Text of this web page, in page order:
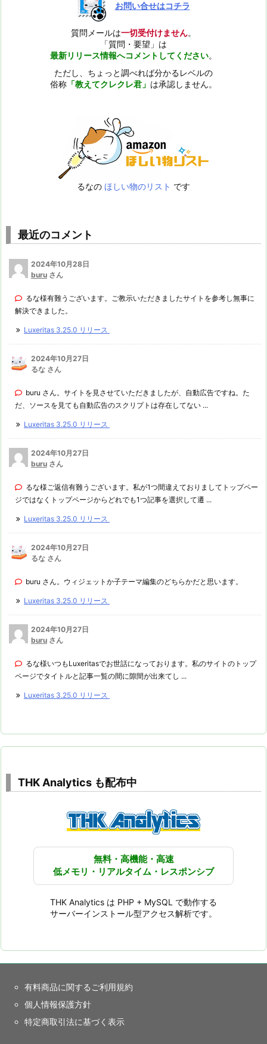
お問い合せはコチラ
質問メールは一切受付けません。
「質問・要望」は
最新リリース情報へコメントしてください。
ただし、ちょっと調べれば分かるレベルの
俗称 「教えてクレクレ君」 は承認しません。
るなの ほしい物のリスト です
最近のコメント
2024年10月28日
buru さん
るな様有難うございます。ご教示いただきましたサイトを参考し無事に
解決できました。
Luxeritas 3.25.0 リリース
2024年10月27日
るな さん
buru さん。サイトを見させていただきましたが、自動広告ですね。た
だ、ソースを見ても自動広告のスクリプトは存在してない ...
Luxeritas 3.25.0 リリース
2024年10月27日
buru さん
るな様ご返信有難うございます。私が1つ間違えておりましてトップペー
ジではなくトップページからどれでも1つ記事を選択して遷 ...
Luxeritas 3.25.0 リリース
2024年10月27日
るな さん
buru さん。ウィジェットか子テーマ編集のどちらかだと思います。
Luxeritas 3.25.0 リリース
2024年10月27日
buru さん
るな様いつもLuxeritasでお世話になっております。私のサイトのトップ
ページでタイトルと記事一覧の間に隙間が出来てし ...
Luxeritas 3.25.0 リリース
THK Analytics も配布中
無料・高機能・高速
低メモリ・リアルタイム・レスポンシブ
THK Analytics は PHP + MySQL で動作する
サーバーインストール型アクセス解析です。
有料商品に関するご利用規約
個人情報保護方針
特定商取引法に基づく表示